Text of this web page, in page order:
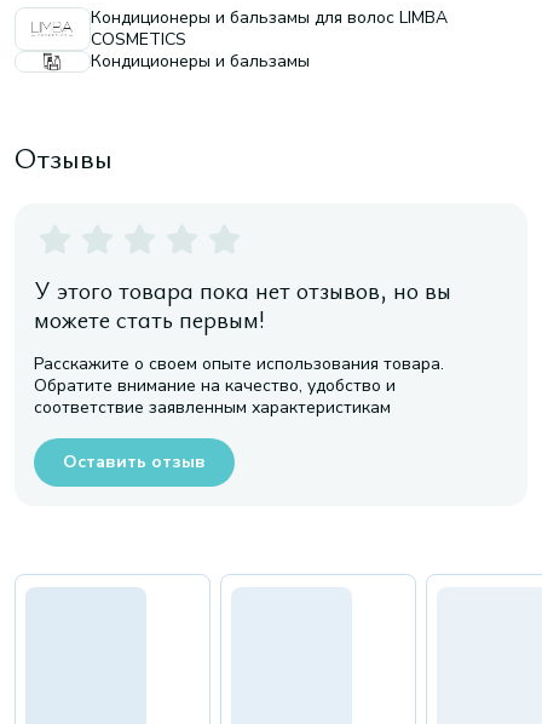
Кондиционеры и бальзамы для волос LIMBA
COSMETICS
Кондиционеры и бальзамы
Отзывы
У этого товара пока нет отзывов, но вы
можете стать первым!
Расскажите о своем опыте использования товара.
Обратите внимание на качество, удобство и
соответствие заявленным характеристикам
Оставить отзыв